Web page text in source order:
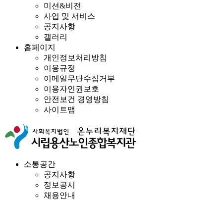
미션&비전
사업 및 서비스
공지사항
갤러리
홈페이지
개인정보처리방침
이용규정
이메일무단수집거부
이용자인권보호
안전보건 경영방침
사이트맵
소통공간
공지사항
정보공시
채용안내